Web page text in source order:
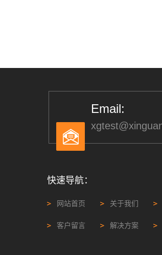
Email:
快速导航：
网站首页 关于我们
客户留言 解决方案